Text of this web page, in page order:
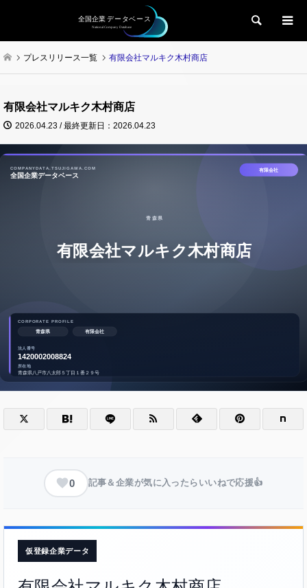
検索
プレスリリース一覧 有限会社マルキク木村商店
有限会社マルキク木村商店
2026.04.23 / 最終更新日：2026.04.23
0 記事＆企業が気に入ったらいいねで応援👍
仮登録企業データ